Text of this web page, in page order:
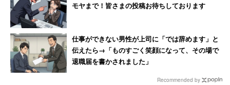
モヤまで！皆さまの投稿お待ちしております
仕事ができない男性が上司に「では辞めます」と
伝えたら→「ものすごく笑顔になって、その場で
退職届を書かされました」
Recommended by